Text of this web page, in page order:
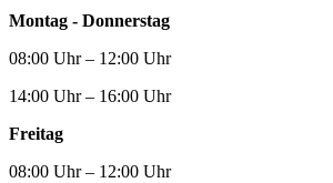
Montag - Donnerstag
08:00 Uhr – 12:00 Uhr
14:00 Uhr – 16:00 Uhr
Freitag
08:00 Uhr – 12:00 Uhr